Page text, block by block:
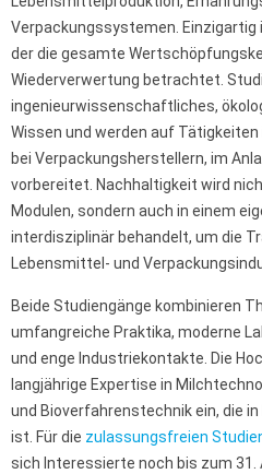
Verpackungssystemen.
der die gesamte
Wiederverwertung betrachtet.
ingenieurwissenschaftliches,
Wissen und werden auf
bei Verpackungsherstellern, im
vorbereitet. Nachhaltigkeit wird
Modulen, sondern auch in einem
interdisziplinär behandelt, um die
Lebensmittel- und
Beide Studiengänge kombinieren
umfangreiche Praktika, moderne
und enge Industriekontakte. Die
langjährige Expertise in
und Bioverfahrenstechnik ein, die
ist. Für die zulassungsfreien
sich Interessierte noch bis zum 31.